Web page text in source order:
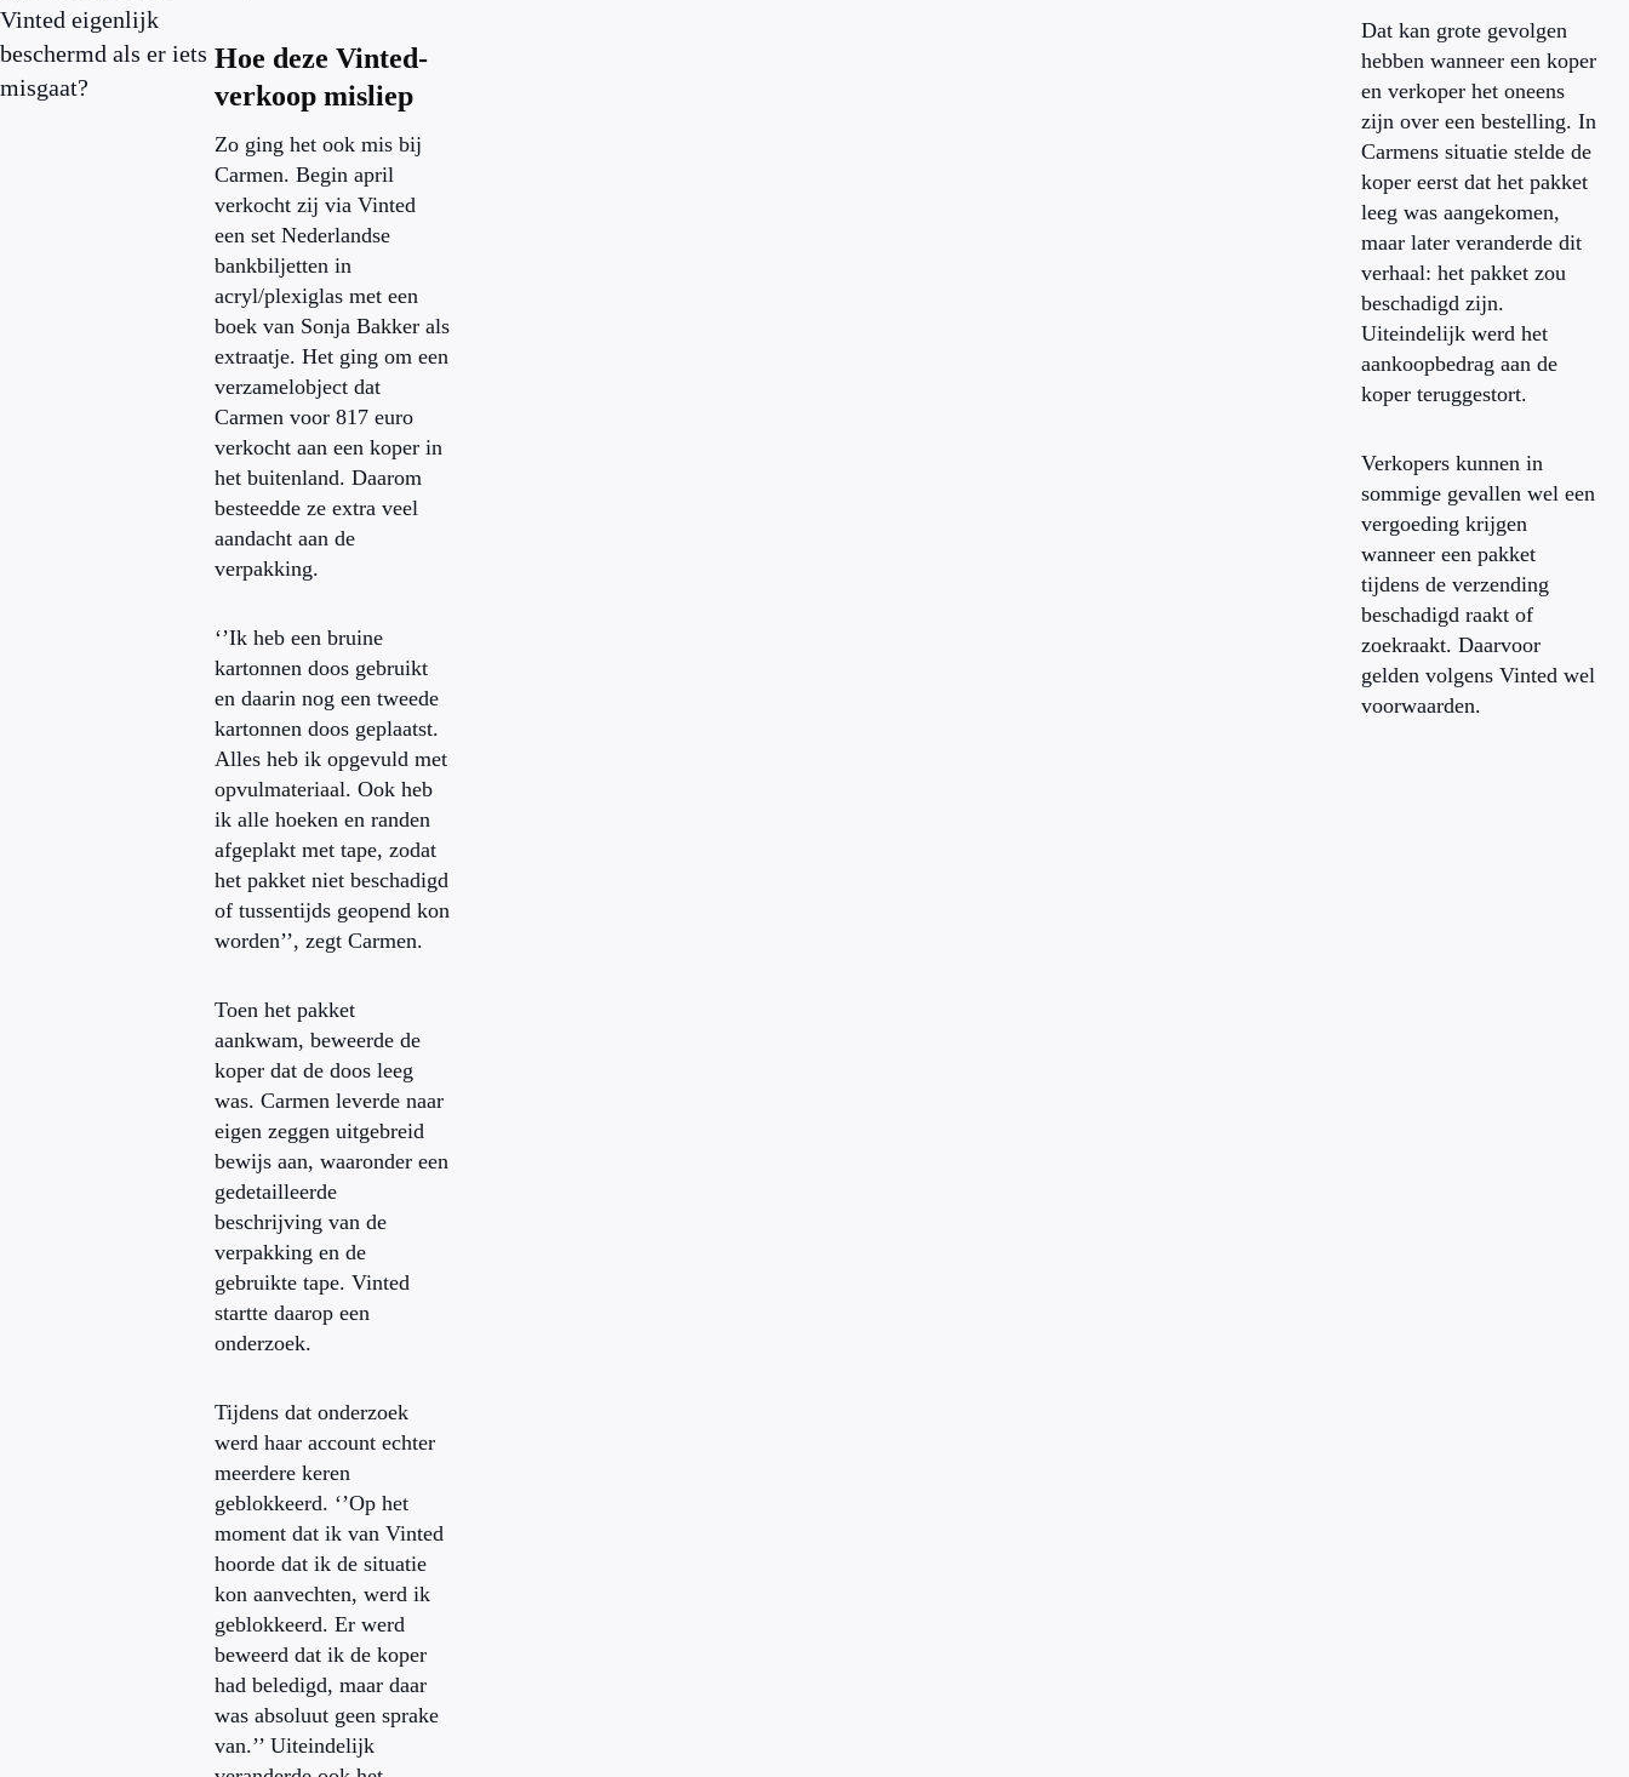
Vinted eigenlijk
beschermd als er iets
misgaat?
Hoe deze Vinted-
verkoop misliep
Zo ging het ook mis bij
Carmen. Begin april
verkocht zij via Vinted
een set Nederlandse
bankbiljetten in
acryl/plexiglas met een
boek van Sonja Bakker als
extraatje. Het ging om een
verzamelobject dat
Carmen voor 817 euro
verkocht aan een koper in
het buitenland. Daarom
besteedde ze extra veel
aandacht aan de
verpakking.
‘’Ik heb een bruine
kartonnen doos gebruikt
en daarin nog een tweede
kartonnen doos geplaatst.
Alles heb ik opgevuld met
opvulmateriaal. Ook heb
ik alle hoeken en randen
afgeplakt met tape, zodat
het pakket niet beschadigd
of tussentijds geopend kon
worden’’, zegt Carmen.
Toen het pakket
aankwam, beweerde de
koper dat de doos leeg
was. Carmen leverde naar
eigen zeggen uitgebreid
bewijs aan, waaronder een
gedetailleerde
beschrijving van de
verpakking en de
gebruikte tape. Vinted
startte daarop een
onderzoek.
Tijdens dat onderzoek
werd haar account echter
meerdere keren
geblokkeerd. ‘’Op het
moment dat ik van Vinted
hoorde dat ik de situatie
kon aanvechten, werd ik
geblokkeerd. Er werd
beweerd dat ik de koper
had beledigd, maar daar
was absoluut geen sprake
van.’’ Uiteindelijk
Dat kan grote gevolgen
hebben wanneer een koper
en verkoper het oneens
zijn over een bestelling. In
Carmens situatie stelde de
koper eerst dat het pakket
leeg was aangekomen,
maar later veranderde dit
verhaal: het pakket zou
beschadigd zijn.
Uiteindelijk werd het
aankoopbedrag aan de
koper teruggestort.
Verkopers kunnen in
sommige gevallen wel een
vergoeding krijgen
wanneer een pakket
tijdens de verzending
beschadigd raakt of
zoekraakt. Daarvoor
gelden volgens Vinted wel
voorwaarden.